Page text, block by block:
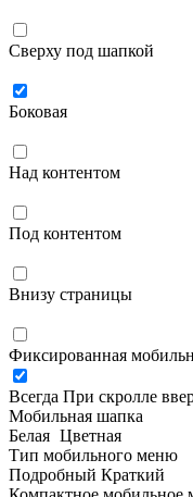
Сверху под шапкой
Боковая
Над контентом
Под контентом
Внизу страницы
Фиксированная
Всегда При скролле
Мобильная шапка
Белая Цветная
Тип мобильного меню
Подробный Краткий